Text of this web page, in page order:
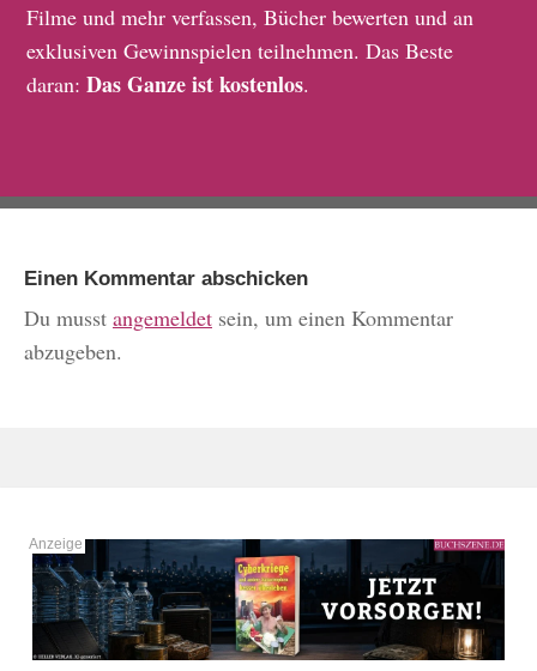
Filme und mehr verfassen, Bücher bewerten und an
exklusiven Gewinnspielen teilnehmen. Das Beste
daran:Das Ganze ist kostenlos.
Einen Kommentar abschicken
Du musst angemeldet sein, um einen Kommentar
abzugeben.